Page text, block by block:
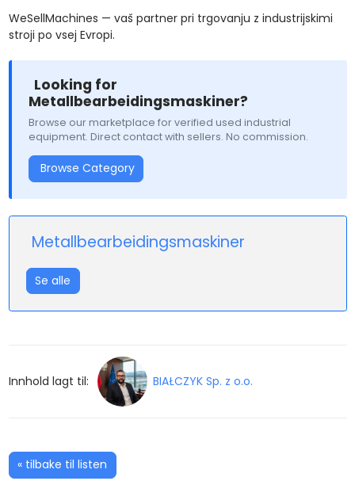
WeSellMachines — vaš partner pri trgovanju z industrijskimi
stroji po vsej Evropi.
Looking for
Metallbearbeidingsmaskiner?
Browse our marketplace for verified used industrial
equipment. Direct contact with sellers. No commission.
Browse Category
Metallbearbeidingsmaskiner
Se alle
Innhold lagt til: BIAŁCZYK Sp. z o.o.
« tilbake til listen